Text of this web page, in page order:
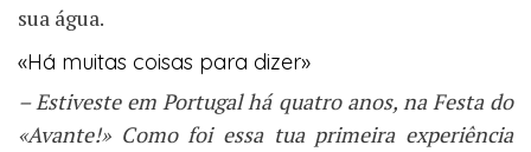
sua água.
«Há muitas coisas para dizer»
– Estiveste em Portugal há quatro anos, na Festa do
«Avante!» Como foi essa tua primeira experiência